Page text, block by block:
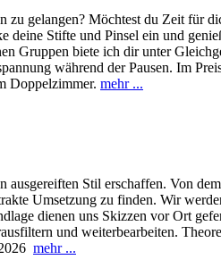
gelangen? Möchtest du Zeit für
Stifte und Pinsel ein und
Gruppen biete ich dir unter
während der Pausen. Im
Doppelzimmer. mehr ...
Stil erschaffen. Von
Umsetzung zu finden. Wir
dienen uns Skizzen vor Ort
und weiterbearbeiten.
mehr ...